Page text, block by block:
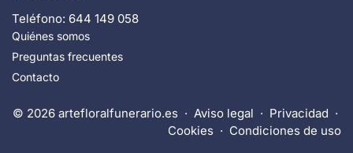
Teléfono: 644 149 058
Quiénes somos
Preguntas frecuentes
Contacto
© 2026 artefloralfunerario.es · Aviso legal · Privacidad ·
Cookies · Condiciones de uso